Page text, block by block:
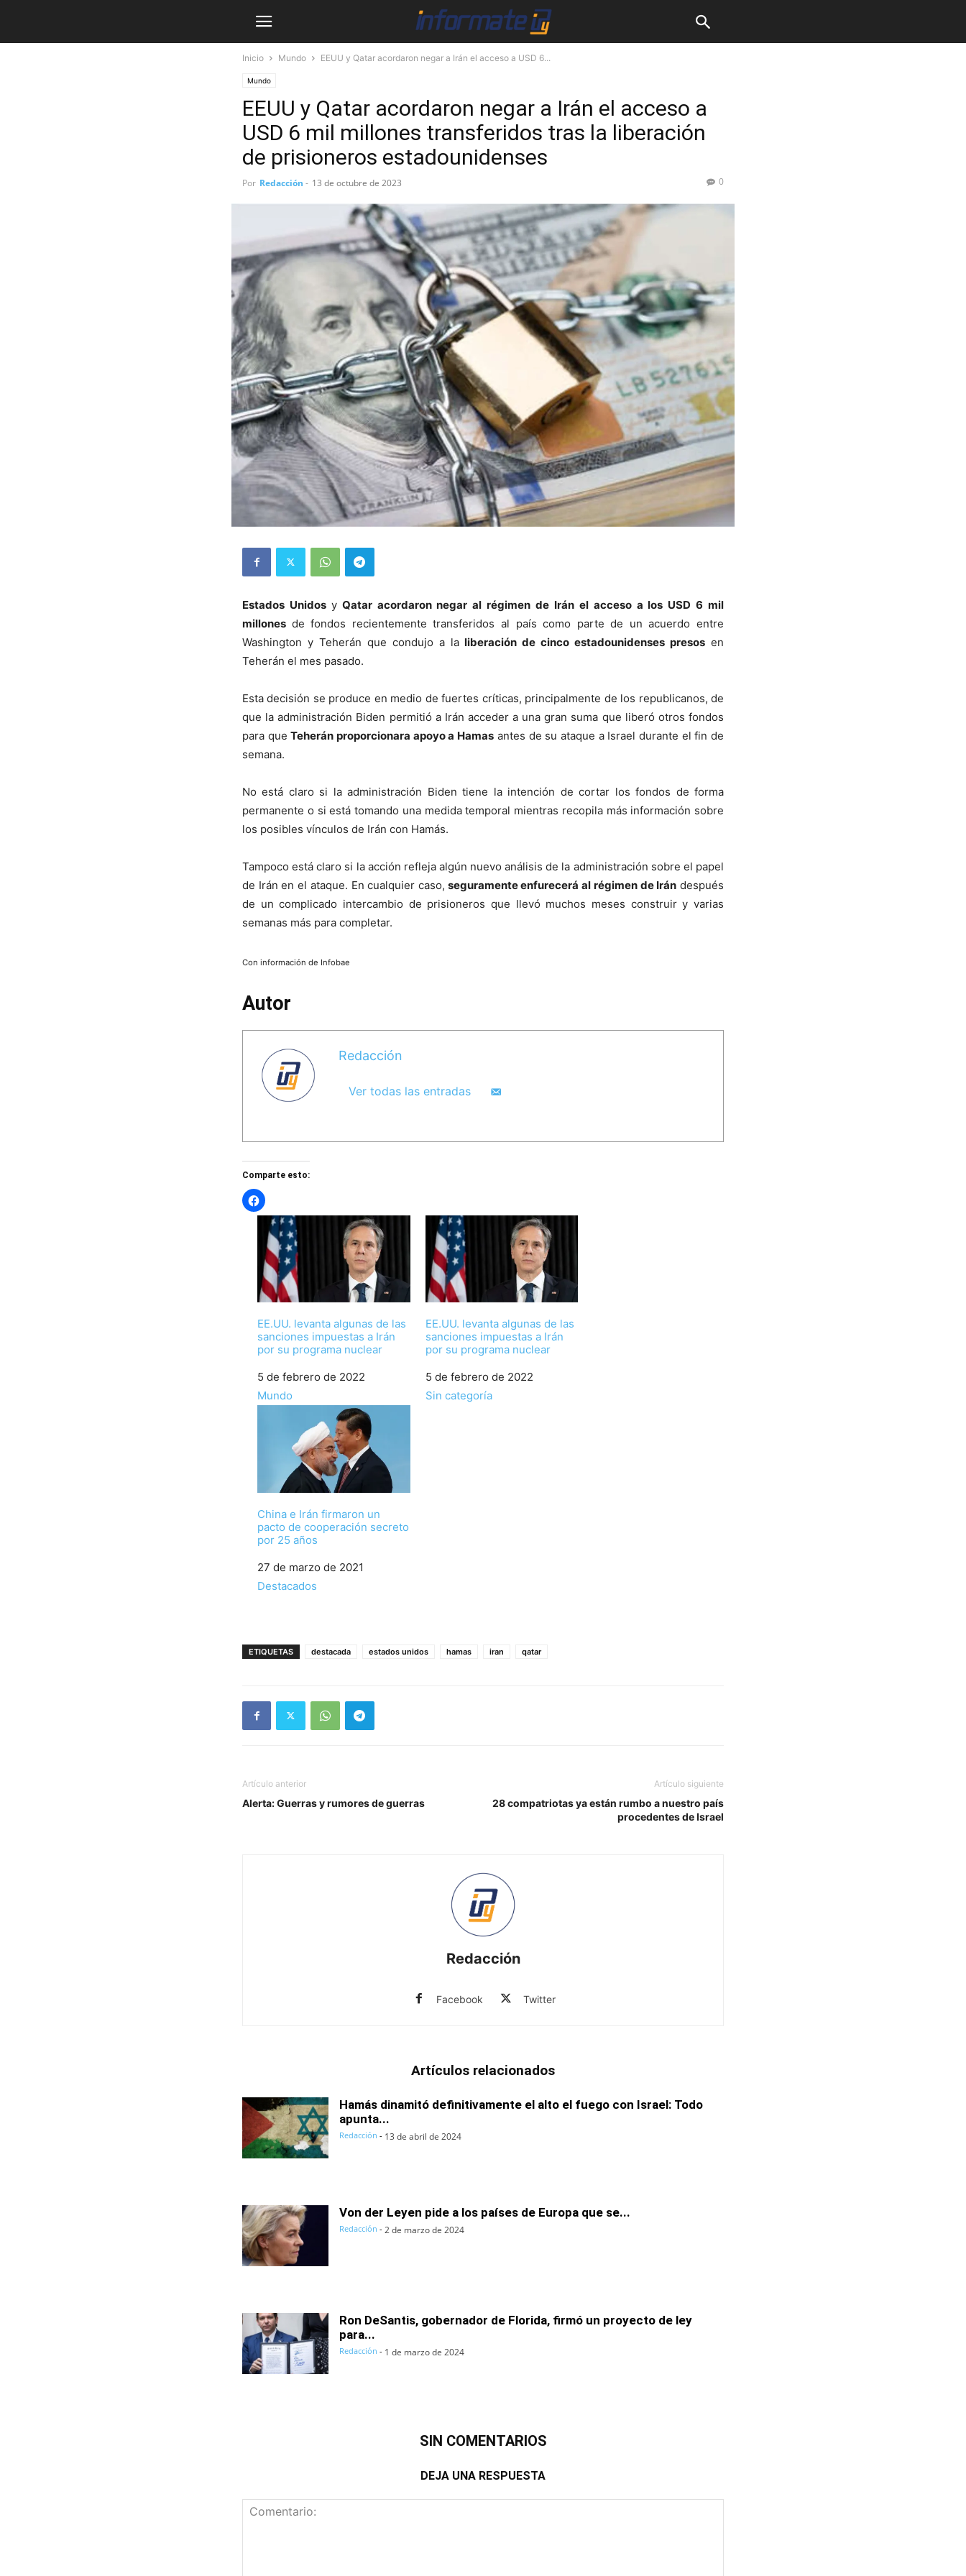
Inicio Mundo EEUU y Qatar acordaron negar a Irán el acceso a USD 6...
Mundo
EEUU y Qatar acordaron negar a Irán el acceso a
USD 6 mil millones transferidos tras la liberación
de prisioneros estadounidenses
Por Redacción - 13 de octubre de 2023 0
Estados Unidos yQatar acordaron negar al régimen de Irán el acceso a los USD 6 mil
millones de fondos recientemente transferidos al país como parte de un acuerdo entre
Washington y Teherán que condujo a laliberación de cinco estadounidenses presos en
Teherán el mes pasado.
Esta decisión se produce en medio de fuertes críticas, principalmente de los republicanos, de
que la administración Biden permitió a Irán acceder a una gran suma que liberó otros fondos
para queTeherán proporcionara apoyo a Hamas antes de su ataque a Israel durante el fin de
semana.
No está claro si la administración Biden tiene la intención de cortar los fondos de forma
permanente o si está tomando una medida temporal mientras recopila más información sobre
los posibles vínculos de Irán con Hamás.
Tampoco está claro si la acción refleja algún nuevo análisis de la administración sobre el papel
de Irán en el ataque. En cualquier caso, seguramente enfurecerá al régimen de Irán después
de un complicado intercambio de prisioneros que llevó muchos meses construir y varias
semanas más para completar.
Con información de Infobae
Autor
Redacción
Ver todas las entradas
Comparte esto:
EE.UU. levanta algunas de las
sanciones impuestas a Irán
por su programa nuclear
Fecha
5 de febrero de 2022
Respecto a
Mundo
EE.UU. levanta algunas de las
sanciones impuestas a Irán
por su programa nuclear
Fecha
5 de febrero de 2022
Respecto a
Sin categoría
China e Irán firmaron un
pacto de cooperación secreto
por 25 años
Fecha
27 de marzo de 2021
Respecto a
Destacados
ETIQUETAS destacada estados unidos hamas iran qatar
Artículo anterior
Alerta: Guerras y rumores de guerras
Artículo siguiente
28 compatriotas ya están rumbo a nuestro país
procedentes de Israel
Redacción
Facebook Twitter
Artículos relacionados
Hamás dinamitó definitivamente el alto el fuego con Israel: Todo
apunta...
Redacción - 13 de abril de 2024
Von der Leyen pide a los países de Europa que se...
Redacción - 2 de marzo de 2024
Ron DeSantis, gobernador de Florida, firmó un proyecto de ley
para...
Redacción - 1 de marzo de 2024
SIN COMENTARIOS
DEJA UNA RESPUESTA